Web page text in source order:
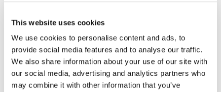
This website uses cookies
We use cookies to personalise content and ads, to
provide social media features and to analyse our traffic.
We also share information about your use of our site with
our social media, advertising and analytics partners who
may combine it with other information that you’ve